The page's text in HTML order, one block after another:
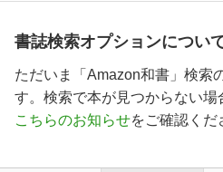
書誌検索オプションについ
ただいま「Amazon和書」検索
す。検索で本が見つからない
こちらのお知らせをご確認くだ